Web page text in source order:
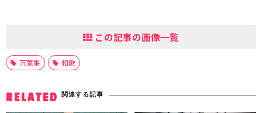
この記事の画像一覧
万葉集 和歌
RELATED 関連する記事